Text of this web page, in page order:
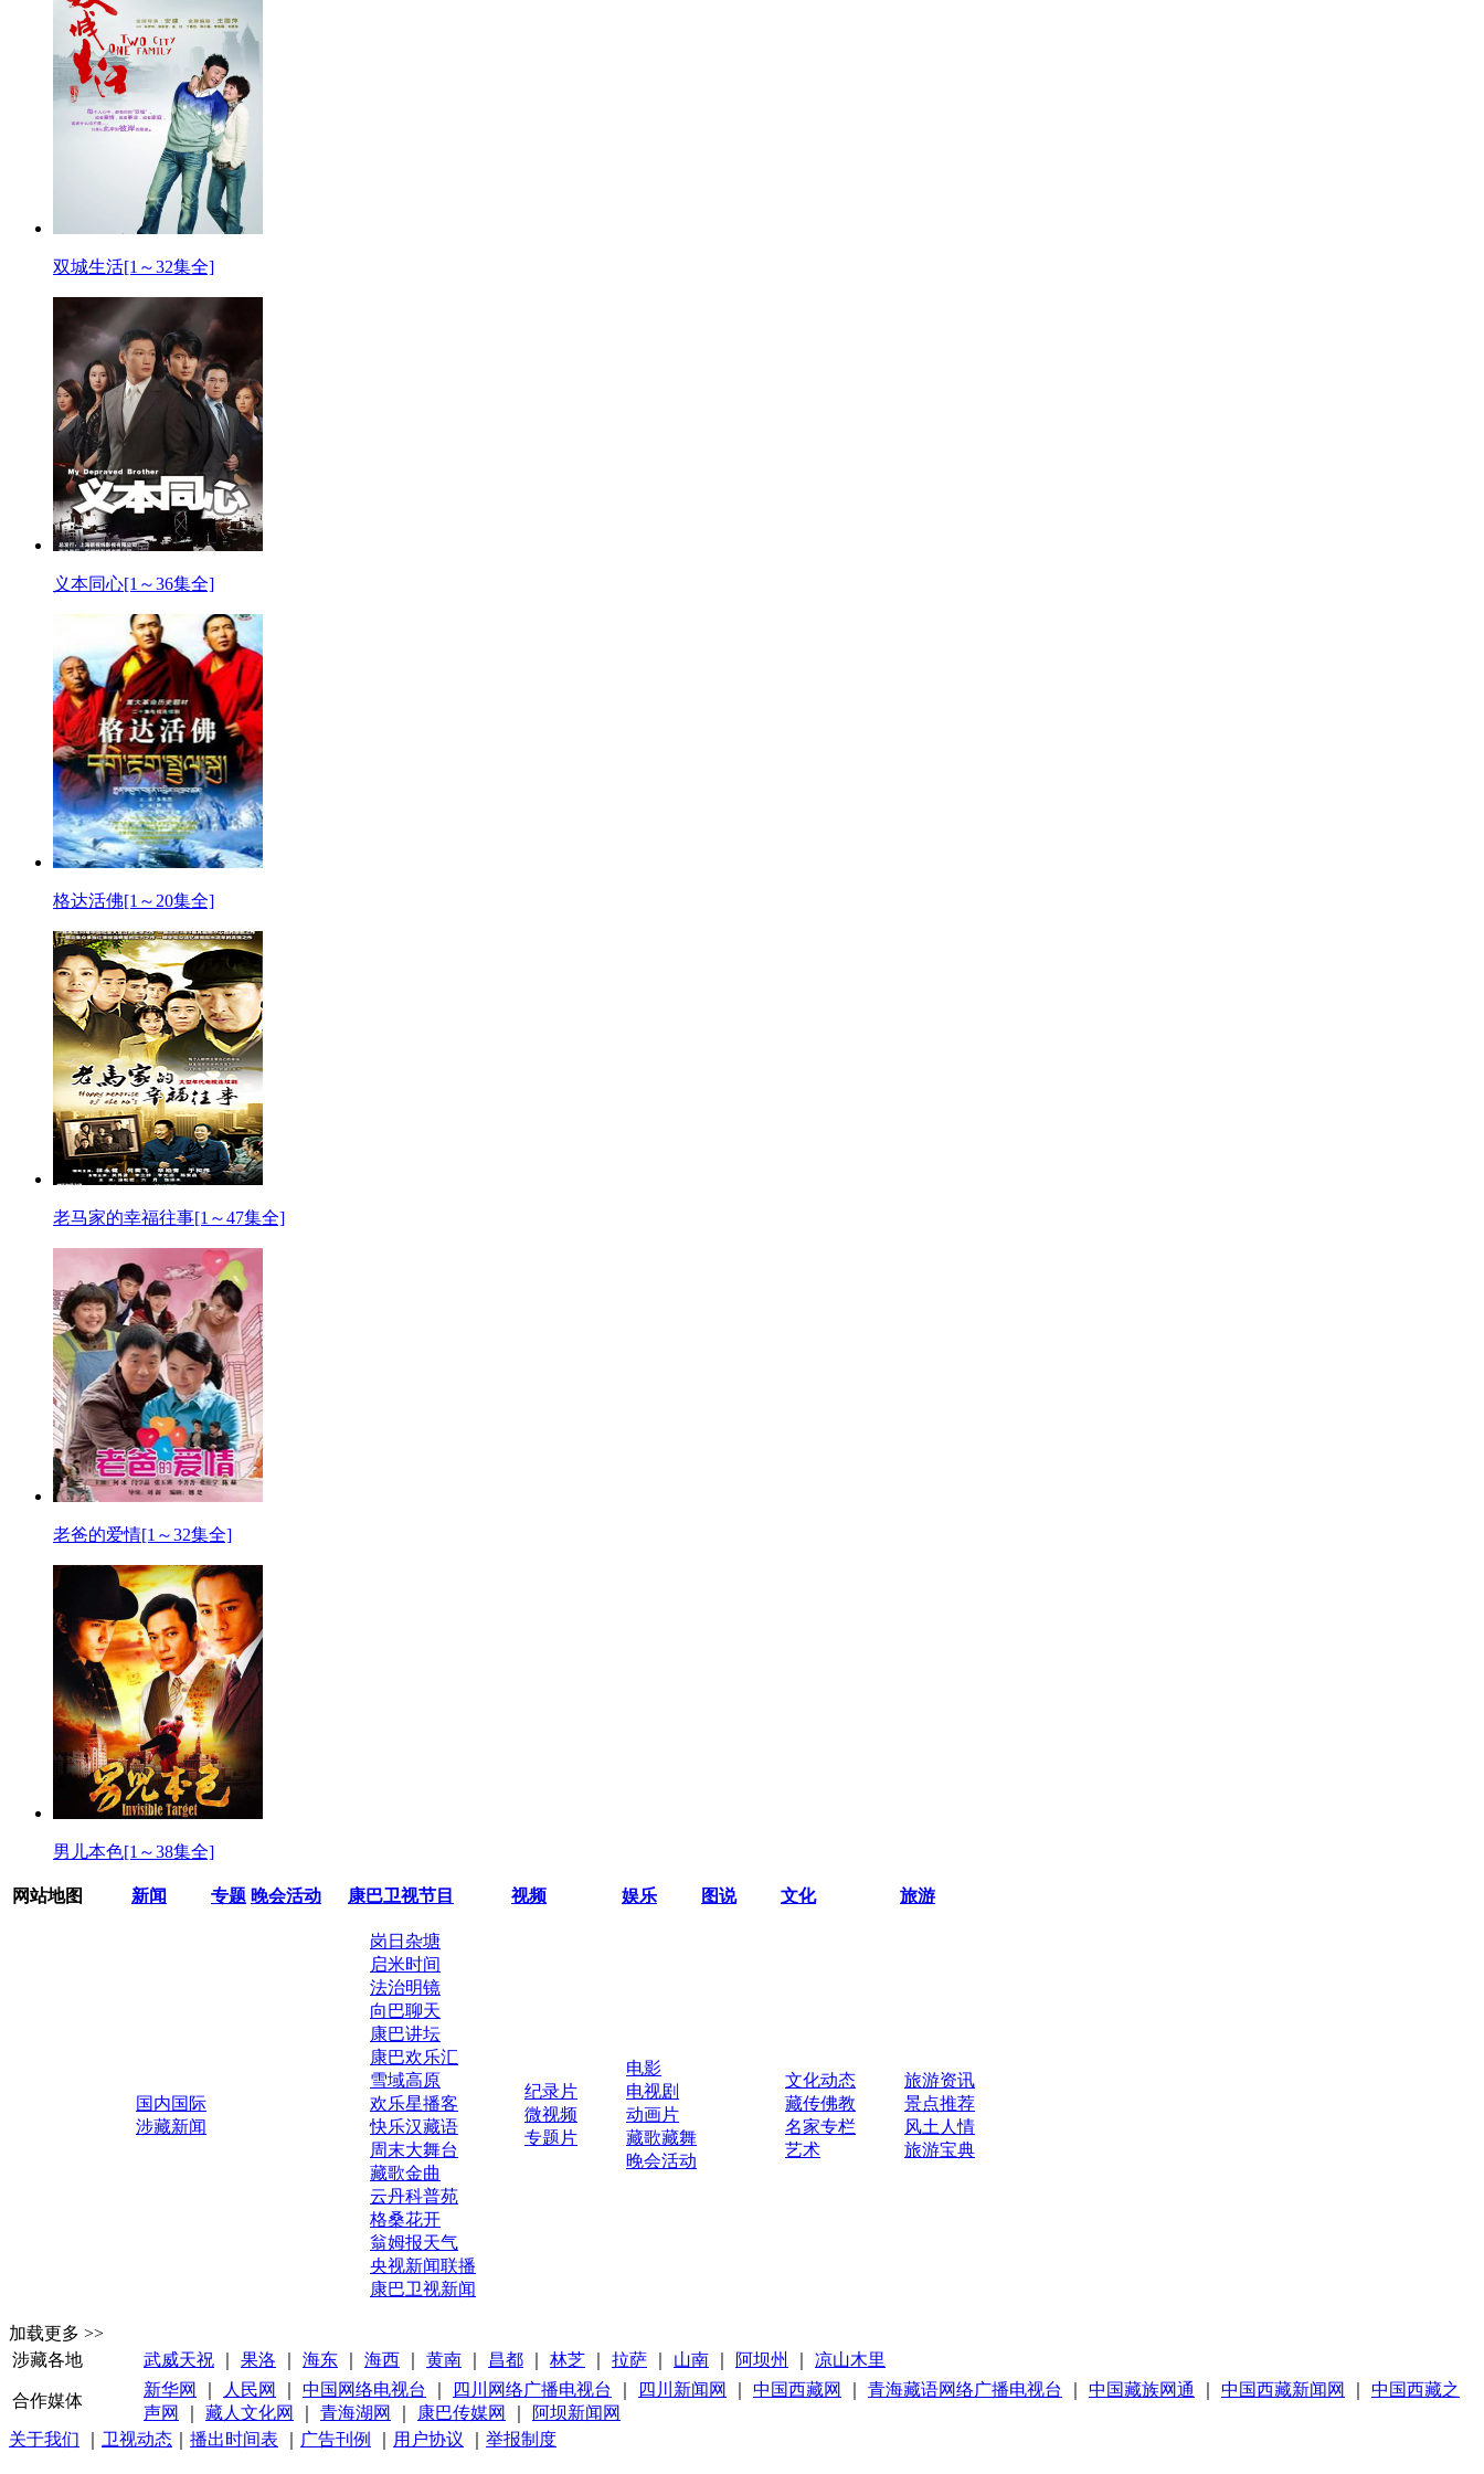
双城生活[1～32集全]
义本同心[1～36集全]
格达活佛[1～20集全]
老马家的幸福往事[1～47集全]
老爸的爱情[1～32集全]
男儿本色[1～38集全]
网站地图 新闻 专题 晚会活动 康巴卫视节目 视频 娱乐 图说 文化 旅游
国内国际
涉藏新闻
岗日杂塘
启米时间
法治明镜
向巴聊天
康巴讲坛
康巴欢乐汇
雪域高原
欢乐星播客
快乐汉藏语
周末大舞台
藏歌金曲
云丹科普苑
格桑花开
翁姆报天气
央视新闻联播
康巴卫视新闻
纪录片
微视频
专题片
电影
电视剧
动画片
藏歌藏舞
晚会活动
文化动态
藏传佛教
名家专栏
艺术
旅游资讯
景点推荐
风土人情
旅游宝典
加载更多 >>
涉藏各地
武威天祝 果洛 海东 海西 黄南 昌都 林芝 拉萨 山南 阿坝州 凉山木里
合作媒体
新华网 人民网 中国网络电视台 四川网络广播电视台 四川新闻网 中国西藏网 青海藏语网络广播电视台 中国藏族网通 中国西藏新闻网
中国西藏之
声网
藏人文化网 青海湖网 康巴传媒网
阿坝新闻网
关于我们
卫视动态 播出时间表 广告刊例 用户协议 举报制度